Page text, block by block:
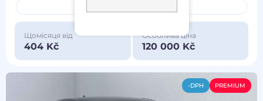
Щомісяця від
404 Kč
Особлива ціна
120 000 Kč
-DPH PREMIUM